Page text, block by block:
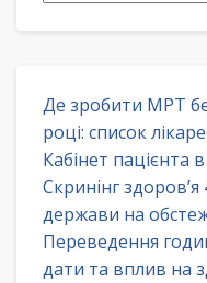
Де зробити МРТ
році: список
Кабінет
Скринінг здоров’я
держави на
Переведення
дати та вплив на